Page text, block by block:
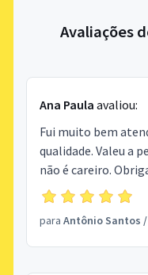
Avaliações
Ana Paula avaliou:
Fui muito bem
qualidade. Valeu a
não é careiro.
para Antônio Santos /